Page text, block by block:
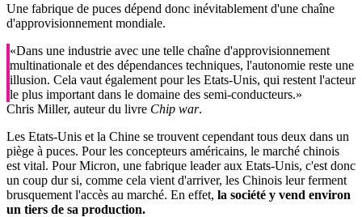
Une fabrique de puces dépend donc inévitablement d'une chaîne
d'approvisionnement mondiale.
«Dans une industrie avec une telle chaîne d'approvisionnement
multinationale et des dépendances techniques, l'autonomie reste une
illusion. Cela vaut également pour les Etats-Unis, qui restent l'acteur
le plus important dans le domaine des semi-conducteurs.»
Chris Miller, auteur du livre Chip war.
Les Etats-Unis et la Chine se trouvent cependant tous deux dans un
piège à puces. Pour les concepteurs américains, le marché chinois
est vital. Pour Micron, une fabrique leader aux Etats-Unis, c'est donc
un coup dur si, comme cela vient d'arriver, les Chinois leur ferment
brusquement l'accès au marché. En effet, la société y vend environ
un tiers de sa production.